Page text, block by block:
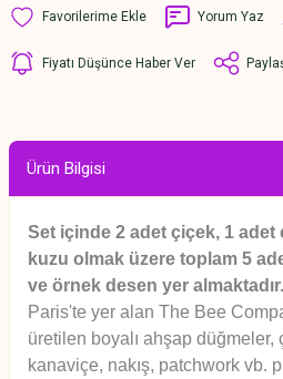
Yorum Yaz
Fiyatı Düşünce Haber Ver
Ürün Bilgisi
Set içinde 2 adet çiçek, 1 adet
kuzu olmak üzere toplam 5
ve örnek desen yer almaktadır.
Paris'te yer alan The Bee
üretilen boyalı ahşap düğmeler,
kanaviçe, nakış, patchwork vb.